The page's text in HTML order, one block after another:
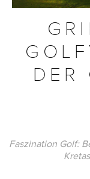
DER
Faszination Golf: